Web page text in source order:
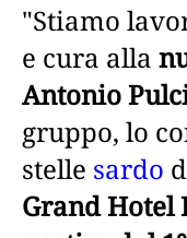
"Stiamo
e cura alla
Antonio
gruppo, lo
stelle sardo
Grand Hotel